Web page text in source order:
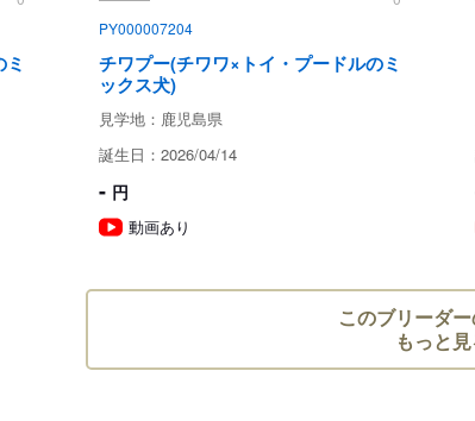
PY000007204
チワプー(チワワ×トイ・プードルのミ
ックス犬)
見学地：鹿児島県
誕生日：2026/04/14
- 円
動画あり
このブリーダ
もっと